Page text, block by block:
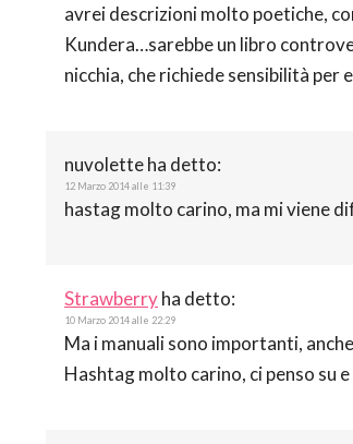
avrei descrizioni molto poetiche,
Kundera…sarebbe un libro
nicchia, che richiede sensibilità per
nuvoletteha detto:
12 Marzo 2014 alle 11:39
hastag molto carino, ma mi viene
Strawberryha detto:
10 Marzo 2014 alle 22:29
Ma i manuali sono importanti,
Hashtag molto carino, ci penso su